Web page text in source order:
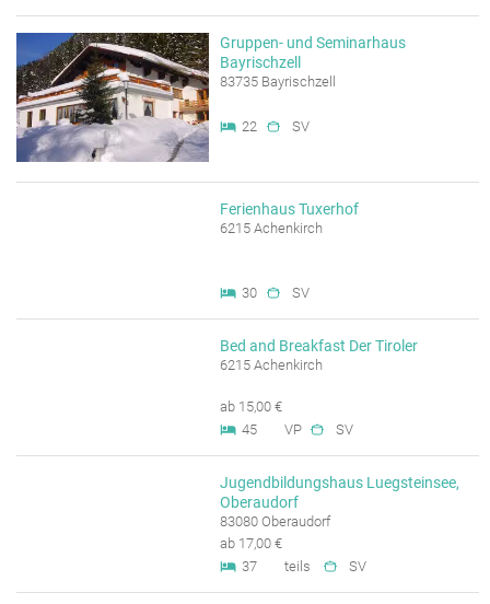
Gruppen- und Seminarhaus
Bayrischzell
83735 Bayrischzell
22 SV
Ferienhaus Tuxerhof
6215 Achenkirch
30 SV
Bed and Breakfast Der Tiroler
6215 Achenkirch
ab 15,00 €
45
VP SV
Jugendbildungshaus Luegsteinsee,
Oberaudorf
83080 Oberaudorf
ab 17,00 €
37
teils SV